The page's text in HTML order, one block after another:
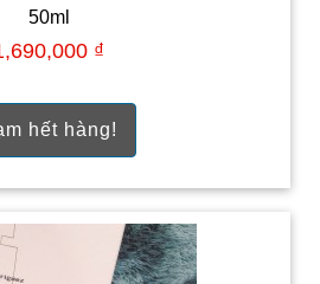
50ml
₫
hết hàng!